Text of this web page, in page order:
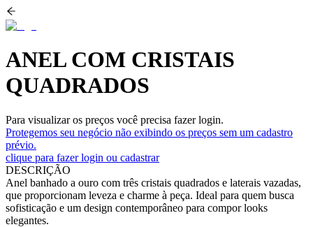
ANEL COM CRISTAIS
QUADRADOS
Para visualizar os preços você precisa fazer login.
Protegemos seu negócio não exibindo os preços sem um cadastro
prévio.
clique para fazer login ou cadastrar
DESCRIÇÃO
Anel banhado a ouro com três cristais quadrados e laterais vazadas,
que proporcionam leveza e charme à peça. Ideal para quem busca
sofisticação e um design contemporâneo para compor looks
elegantes.